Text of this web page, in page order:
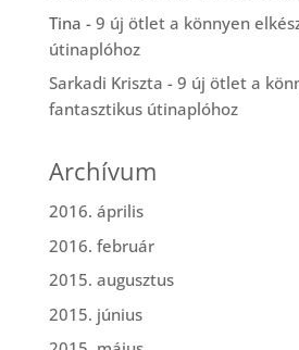
Tina - 9 új ötlet a könnyen
útinaplóhoz
Sarkadi Kriszta - 9 új ötlet a
fantasztikus útinaplóhoz
Archívum
2016. április
2016. február
2015. augusztus
2015. június